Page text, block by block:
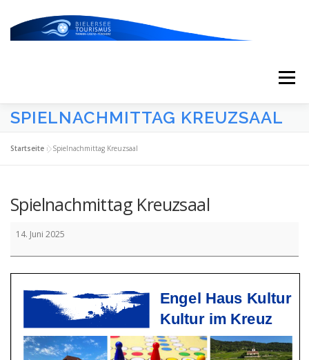
Menü
ESSEN/TRINKEN/SCHLAFEN
SPIELNACHMITTAG KREUZSAAL
Startseite »Spielnachmittag Kreuzsaal
Spielnachmittag Kreuzsaal
Kreuzsaal
14. Juni 2025